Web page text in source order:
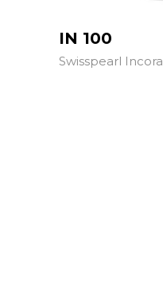
IN 100
Swisspearl Incora